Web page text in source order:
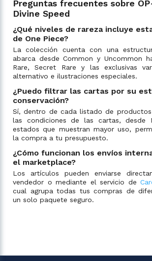
Preguntas frecuentes sobre
Divine Speed
¿Qué niveles de rareza incluye
de One Piece?
La colección cuenta con una
abarca desde Common y Uncommon
Rare, Secret Rare y las exclusivas
alternativo e ilustraciones especiales.
¿Puedo filtrar las cartas por su
conservación?
Sí, dentro de cada listado de
las condiciones de las cartas, desde
estados que muestran mayor uso,
la compra a tu presupuesto.
¿Cómo funcionan los envíos
el marketplace?
Los artículos pueden enviarse
vendedor o mediante el servicio de
cual agrupa todas tus compras de
un solo paquete seguro.